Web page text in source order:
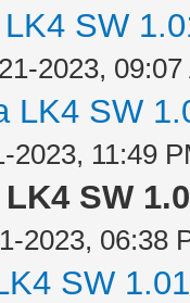
SW
2023, 09:07
LK4 SW
2023, 11:49
SW
2023, 06:38
SW